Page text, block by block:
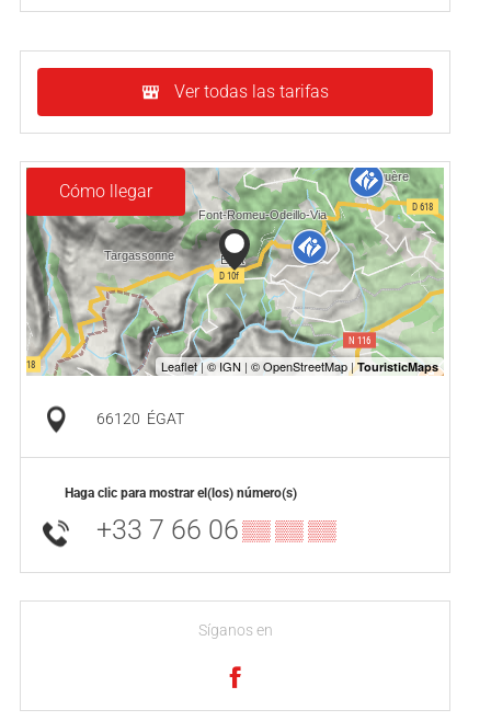
Ver todas las tarifas
Cómo llegar
66120 ÉGAT
Haga clic para mostrar el(los) número(s)
+33 7 66 06▒▒ ▒▒ ▒▒
Síganos en